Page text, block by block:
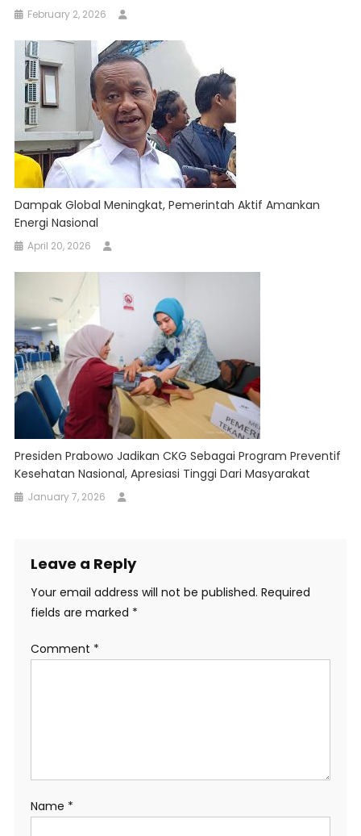
February 2, 2026
Dampak Global Meningkat, Pemerintah Aktif Amankan
Energi Nasional
April 20, 2026
Presiden Prabowo Jadikan CKG Sebagai Program Preventif
Kesehatan Nasional, Apresiasi Tinggi Dari Masyarakat
January 7, 2026
Leave a Reply
Your email address will not be published. Required
fields are marked *
Comment *
Name *